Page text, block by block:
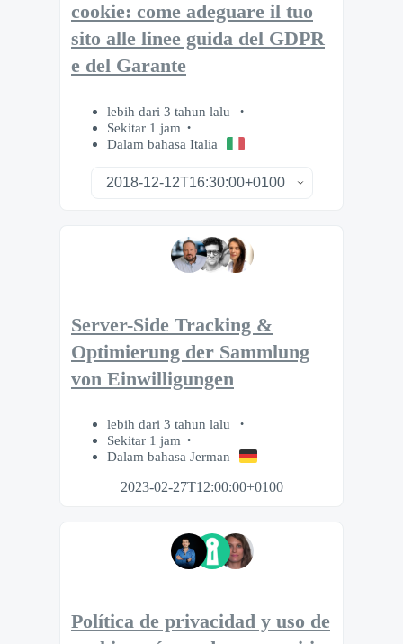
cookie: come adeguare il tuo
sito alle linee guida del GDPR
e del Garante
lebih dari 3 tahun lalu
Sekitar 1 jam
Dalam bahasa Italia
Server-Side Tracking &
Optimierung der Sammlung
von Einwilligungen
lebih dari 3 tahun lalu
Sekitar 1 jam
Dalam bahasa Jerman
2023-02-27T12:00:00+0100
Política de privacidad y uso de